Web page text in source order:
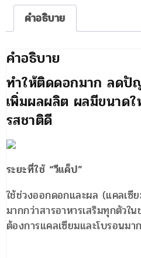
เพิ่ม
ปริมาณ
ติด
ทำให้
ผล
ชิ้น
คำอธิบาย
คำอธิบาย
ทำให้ติดดอกมาก ลดปั
เพิ่มผลผลิต ผลมีขนาด
รสชาติดี
ระยะที่ใช้ “วีแค็ป”
ใช้ช่วงออกดอกและผล (แคลเซี
มากกว่าสารอาหารเสริมทุกตัวใ
ต้องการแคลเซียมและโบรอนมาก